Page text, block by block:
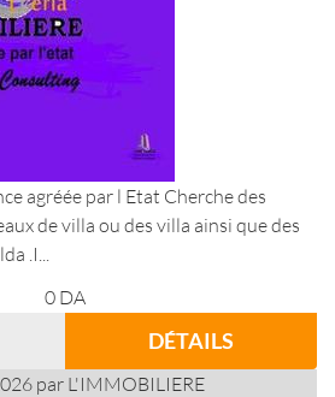
agréée par l Etat Cherche des
de villa ou des villa ainsi que des
.I...
0 DA
DÉTAILS
par L'IMMOBILIERE